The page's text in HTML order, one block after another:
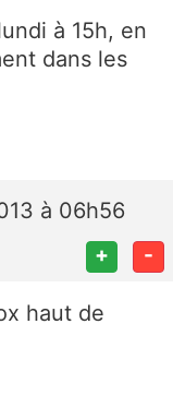
à 15h, en
dans les
à 06h56
+ -
haut de